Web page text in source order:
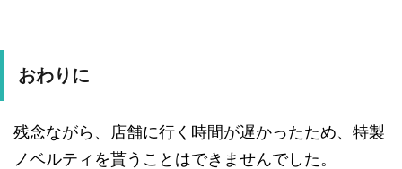
おわりに
残念ながら、店舗に行く時間が遅かったため、特製
ノベルティを貰うことはできませんでした。